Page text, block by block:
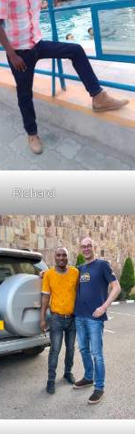
Richard